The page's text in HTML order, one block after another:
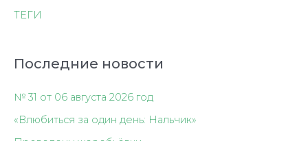
ТЕГИ
Последние новости
№ 31 от 06 августа 2026 год
«Влюбиться за один день: Нальчик»